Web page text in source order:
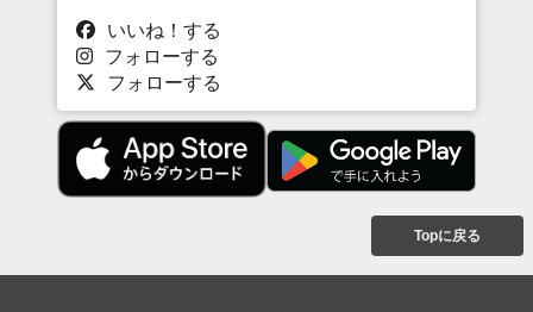
いいね！する
フォローする
フォローする
Topに戻る